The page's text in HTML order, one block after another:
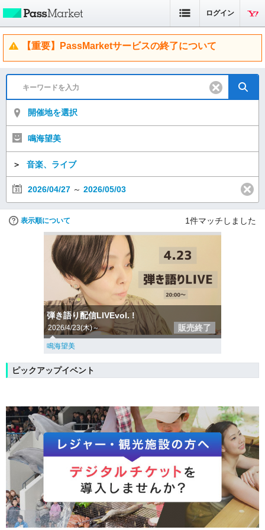
ログイン
【重要】PassMarketサービスの終了について
開催地を選択
鳴海望美
＞ 音楽、ライブ
2026/04/27 ～ 2026/05/03
表示順について 1件マッチしました
弾き語り配信LIVEvol. !
2026/4/23(木)～ 販売終了
鳴海望美
ピックアップイベント